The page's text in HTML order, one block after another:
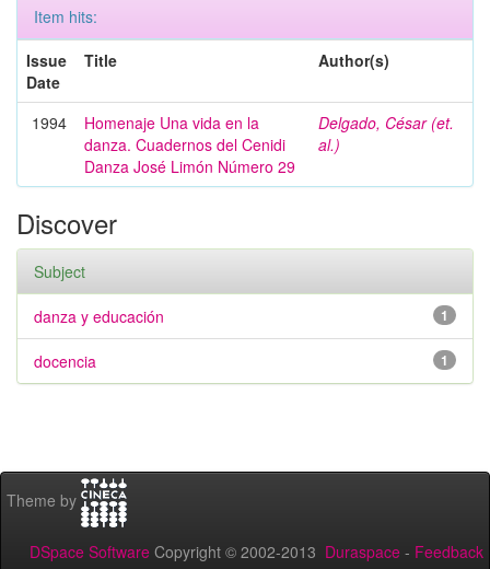
Item hits:
Issue
Date
Title Author(s)
1994
Homenaje Una vida en la
danza. Cuadernos del Cenidi
Danza José Limón Número 29
Delgado, César (et.
al.)
Discover
Subject
1
danza y educación
1
docencia
Theme by
DSpace Software Copyright © 2002-2013 Duraspace - Feedback